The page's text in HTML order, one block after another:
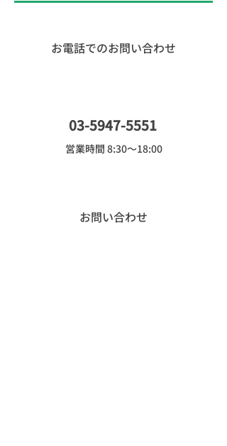
​お電話でのお問い合わせ
03-5947-5551
​営業時間 8:30～18:00
お問い合わせ